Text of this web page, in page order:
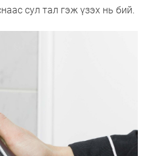
сул тал гэж үзэх нь бий.